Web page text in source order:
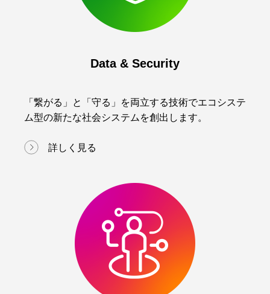
Data & Security
「繋がる」と「守る」を両立する技術でエコシステ
ム型の新たな社会システムを創出します。
詳しく見る